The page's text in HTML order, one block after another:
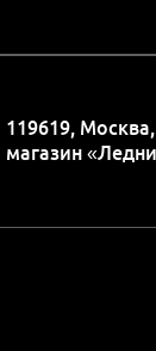
119619, Москва,
магазин